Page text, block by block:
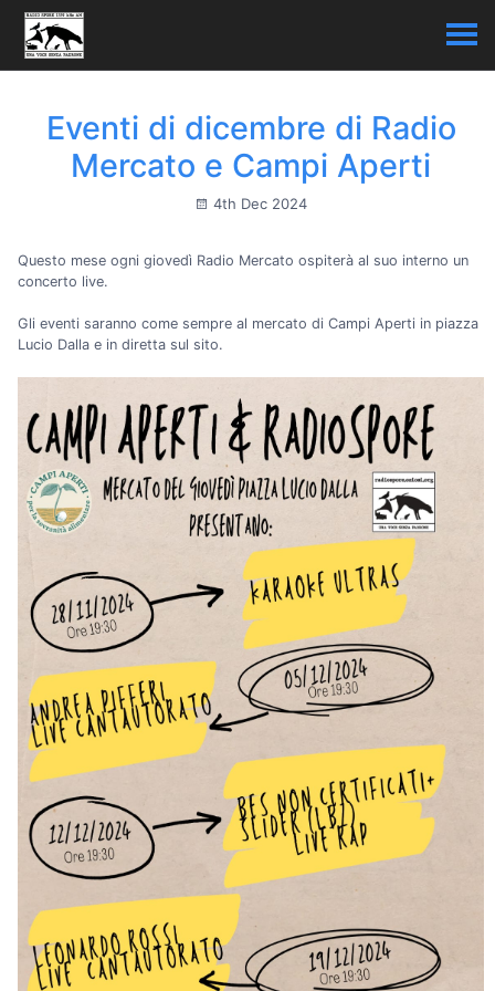
Eventi di dicembre di Radio
Mercato e Campi Aperti
4th Dec 2024
Questo mese ogni giovedì Radio Mercato ospiterà al suo interno un
concerto live.
Gli eventi saranno come sempre al mercato di Campi Aperti in piazza
Lucio Dalla e in diretta sul sito.